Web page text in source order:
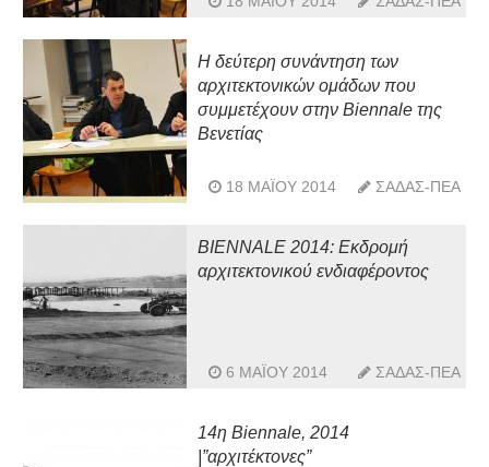
Η δεύτερη συνάντηση των
αρχιτεκτονικών ομάδων που
συμμετέχουν στην Biennale της
Βενετίας
18 ΜΑΪ́ΟΥ 2014 ΣΑΔΑΣ-ΠΕΑ
BIENNALE 2014: Εκδρομή
αρχιτεκτονικού ενδιαφέροντος
6 ΜΑΪ́ΟΥ 2014 ΣΑΔΑΣ-ΠΕΑ
14η Biennale, 2014
|”αρχιτέκτονες”